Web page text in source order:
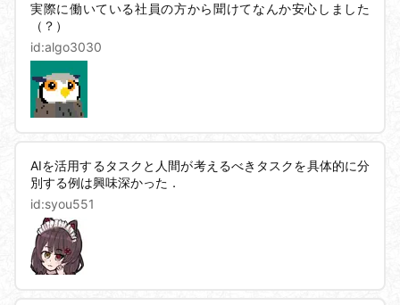
実際に働いている社員の方から聞けてなんか安心しました
（？）
id:algo3030
AIを活用するタスクと人間が考えるべきタスクを具体的に分
別する例は興味深かった．
id:syou551